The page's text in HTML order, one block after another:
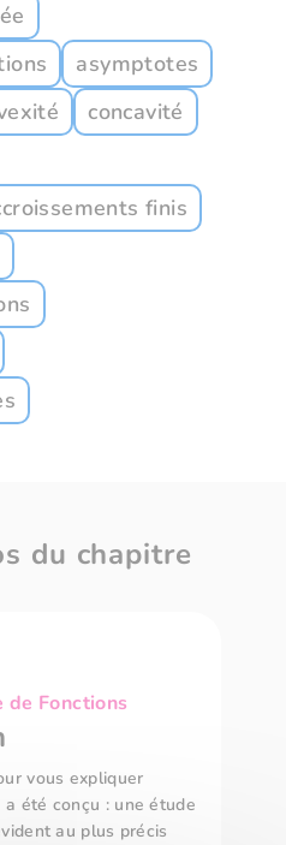
asymptotes
concavité
finis
du chapitre
de Fonctions
vous expliquer
été conçu : une étude
au plus précis